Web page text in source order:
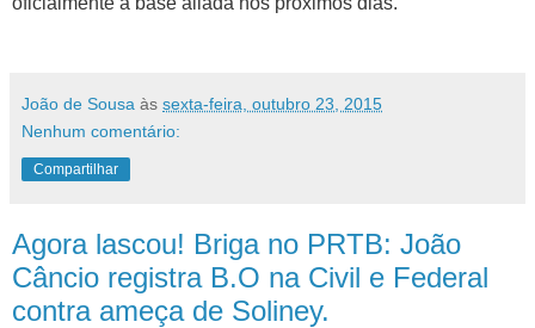
João de Sousa às sexta-feira, outubro 23, 2015
Nenhum comentário:
Compartilhar
Agora lascou! Briga no PRTB: João
Câncio registra B.O na Civil e Federal
contra ameça de Soliney.